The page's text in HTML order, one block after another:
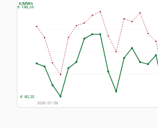
€ 188,24
€ 80,20
€/MWh
2026-07-09